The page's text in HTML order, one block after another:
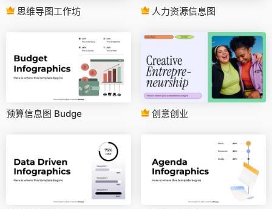
思维导图工作坊 人力资源信息图
预算信息图 Budge 创意创业